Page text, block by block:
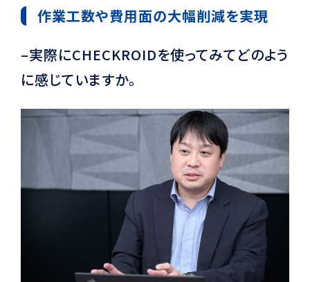
作業工数や費用面の大幅削減を実現
–実際にCHECKROIDを使ってみてどのよう
に感じていますか。